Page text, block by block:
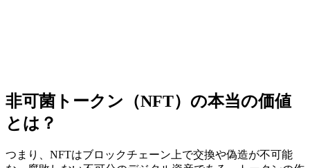
非可菌トークン（NFT）の本当の価値
とは？
つまり、NFTはブロックチェーン上で交換や偽造が不可能